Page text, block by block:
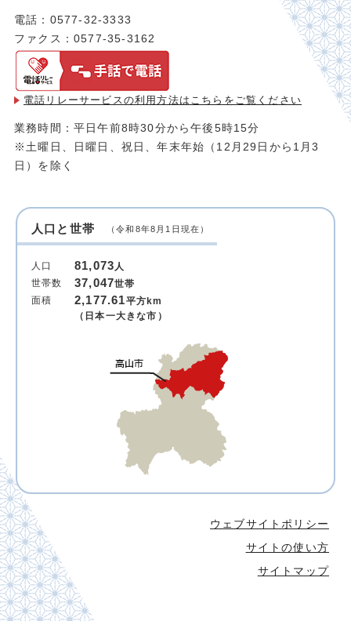
電話：0577-32-3333
ファクス：0577-35-3162
電話リレーサービスの利用方法は こちらをご覧ください
業務時間：平日午前8時30分から午後5時15分
※土曜日、日曜日、祝日、年末年始（12月29日から1月3
日）を除く
人口と世帯 （令和8年8月1日現在）
人口 81,073人
世帯数
37,047世帯
面積
2,177.61平方km
（日本一大きな市）
ウェブサイトポリシー
サイトの使い方
サイトマップ